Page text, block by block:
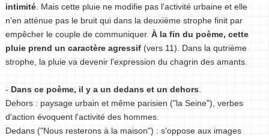
intimité . Mais cette pluie ne modifie pas l'activité urbaine et elle
n'en atténue pas le bruit qui dans la deuxième strophe finit par
empêcher le couple de communiquer. À la fin du poème, cette
pluie prend un caractère agressif (vers 11). Dans la qutrième
strophe, la pluie va devenir l'expression du chagrin des amants.
- Dans ce poème, il y a un dedans et un dehors
Dehors : paysage urbain et même parisien ("la Seine"), verbes
d'action évoquent l'activité des hommes.
Dedans ("Nous resterons à la maison") : s'oppose aux images